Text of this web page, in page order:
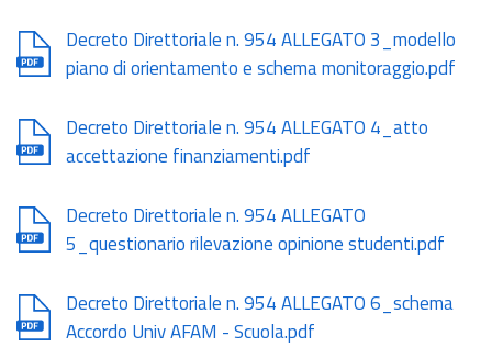
Document
Decreto Direttoriale n. 954 ALLEGATO 3_modello
piano di orientamento e schema monitoraggio.pdf
Document
Decreto Direttoriale n. 954 ALLEGATO 4_atto
accettazione finanziamenti.pdf
Document
Decreto Direttoriale n. 954 ALLEGATO
5_questionario rilevazione opinione studenti.pdf
Document
Decreto Direttoriale n. 954 ALLEGATO 6_schema
Accordo Univ AFAM - Scuola.pdf